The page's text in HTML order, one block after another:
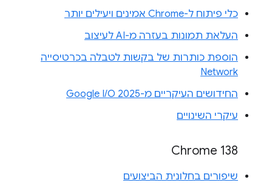
כלי פיתוח ל-Chrome אמינים ויעילים יותר
העלאת תמונות בעזרה מ-AI לעיצוב
הוספת כותרות של בקשות לטבלה בכרטיסייה
Network
החידושים העיקריים מ-Google I/O 2025
עיקרי השינויים
Chrome 138
שיפורים בחלונית הביצועים